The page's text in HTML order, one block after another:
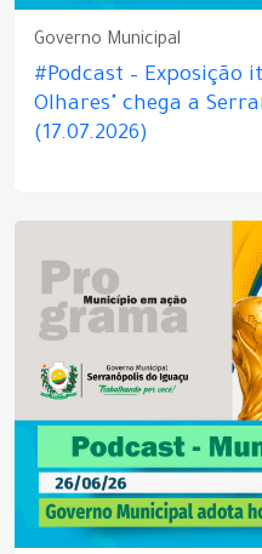
Governo Municipal
#Podcast – Exposição
Olhares" chega a
(17.07.2026)